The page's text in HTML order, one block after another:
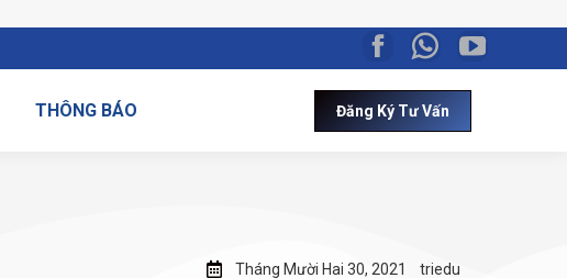
THÔNG BÁO Đăng Ký Tư Vấn
Tháng Mười Hai 30, 2021
triedu